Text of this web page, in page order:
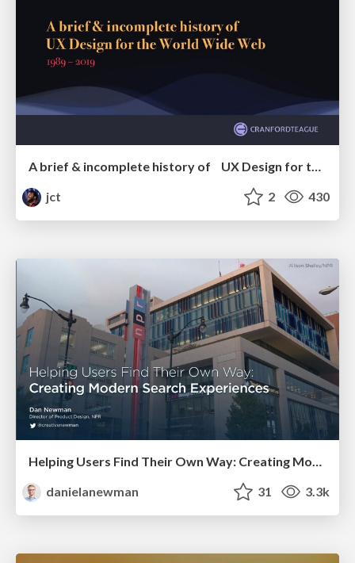
A brief & incomplete history of UX Design for the World Wide Web: 1989–2019
jct
2 430
Helping Users Find Their Own Way: Creating Modern Search Experiences
danielanewman
31 3.3k